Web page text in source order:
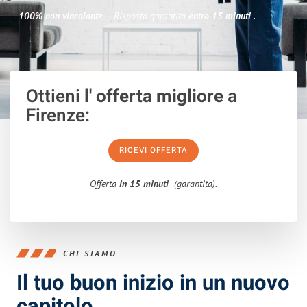
100% non vincolante – Risposta garantita entro 15 minuti.
Ottieni l' offerta migliorea
Firenze:
RICEVI OFFERTA
Offerta in 15 minuti (garantita).
CHI SIAMO
Il tuo buon inizio in un nuovo